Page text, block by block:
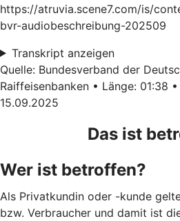
https://atruvia.scene7.com/is/
bvr-audiobeschreibung-202509
Transkript anzeigen
Quelle: Bundesverband der
Raiffeisenbanken • Länge: 01:38
15.09.2025
Das ist
Wer ist betroffen?
Als Privatkundin oder -kunde
bzw. Verbraucher und damit ist